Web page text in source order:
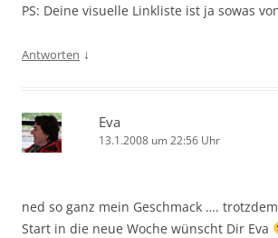
PS: Deine visuelle Linkliste ist ja sowas
Antworten ↓
Eva
13.1.2008 um 22:56 Uhr
ned so ganz mein Geschmack ….
Start in die neue Woche wünscht Dir Eva